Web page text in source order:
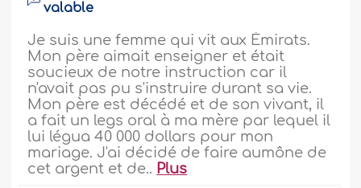
valable
Je suis une femme qui vit aux Émirats.
Mon père aimait enseigner et était
soucieux de notre instruction car il
n'avait pas pu s'instruire durant sa vie.
Mon père est décédé et de son vivant, il
a fait un legs oral à ma mère par lequel il
lui légua 40 000 dollars pour mon
mariage. J'ai décidé de faire aumône de
cet argent et de.. Plus